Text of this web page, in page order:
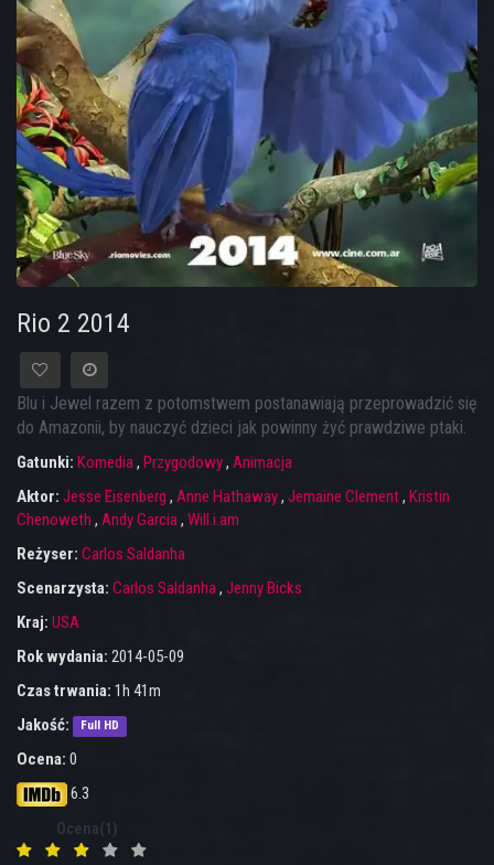
Rio 2 2014
Blu i Jewel razem z potomstwem postanawiają przeprowadzić się
do Amazonii, by nauczyć dzieci jak powinny żyć prawdziwe ptaki.
Gatunki: Komedia, Przygodowy, Animacja
Aktor: Jesse Eisenberg , Anne Hathaway, Jemaine Clement, Kristin
Chenoweth , Andy Garcia, Will.i.am
Reżyser: Carlos Saldanha
Scenarzysta: Carlos Saldanha, Jenny Bicks
Kraj: USA
Rok wydania: 2014-05-09
Czas trwania: 1h 41m
Jakość:
Full HD
Ocena: 0
6.3
Ocena(1)